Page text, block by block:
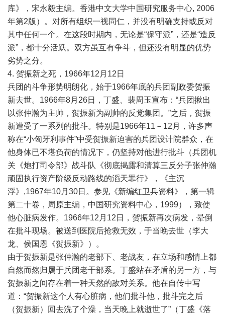
库》，宋永毅主编。香港中文大学中国研究服务中心, 2006
年第2版）。对所有组织一视同仁，并没有明确支持或反对
其中任何一个。在这段时期内，无论是“保守派”，还是“造反
派”，都十分活跃。双方虽互有争斗，但还没有明显的优势
劣势之分。
4. 贺振新之死，1966年12月12日
兵团的斗争形势明朗化，始于1966年底的兵团副政委贺振
新去世。1966年8月26日，丁盛、裴周玉宣布：“兵团揪出
以张仲瀚为主帅，贺振新为副帅的反党集团。”之后，贺振
新遭受了一系列的批斗。特别是1966年11－12月，许多声
称在“小匈牙利事件”中受贺振新迫害的兵团设计院群众，在
他身体已不堪负荷的情况下，仍坚持对他进行批斗（兵团机
关《炮打司令部》战斗队《彻底揭露和清算三反分子张仲瀚
顽固执行资产阶级反动路线的滔天罪行》，《主沉
浮》,1967年10月30日。参见《新编红卫兵资料》，第一辑
第二十卷，周原主编，中国研究资料中心，1999），致使
他心脏病发作。1966年12月12日，贺振新再次病发，晕倒
在批斗现场。被送到医院后抢救无效，于当晚去世（李大
龙、侯国恩《贺振新》）。
由于贺振新是张仲瀚的老部下、老战友，在立场和感情上都
自然而然归属于兵团老干部系。丁盛站在矛盾的另一方，与
贺振新之间存在着一种天然的敌对关系。他在自传中写
道：“贺振新这个人有心脏病，他们批斗他，批斗完之后
（贺振新）回去洗了个澡，当天晚上就逝世了”（丁盛《落